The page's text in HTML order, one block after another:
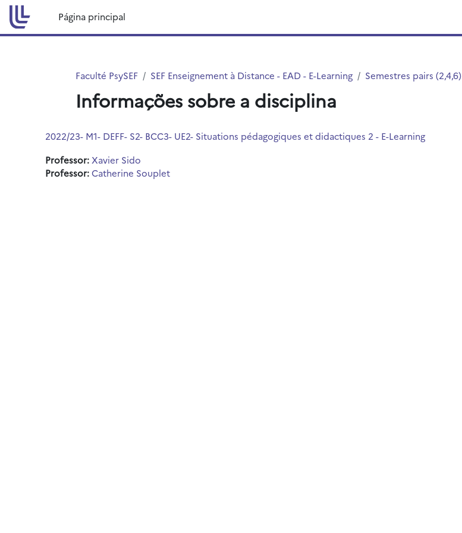
Ir para o conteúdo principal
Página principal
Faculté PsySEF SEF Enseignement à Distance - EAD - E-Learning Semestres pairs (2,4,6)
Informações sobre a disciplina
2022/23- M1- DEFF- S2- BCC3- UE2- Situations pédagogiques et didactiques 2 - E-Learning
Professor: Xavier Sido
Professor:Catherine Souplet